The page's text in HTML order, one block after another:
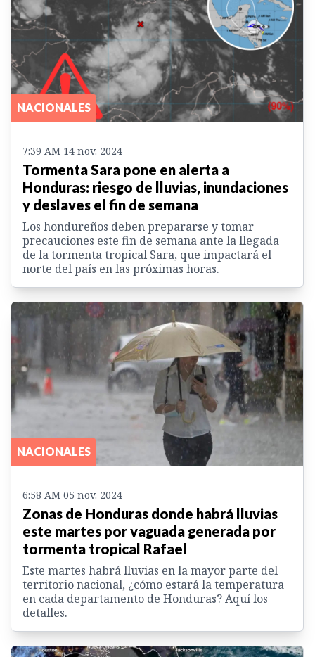
NACIONALES
7:39 AM 14 nov. 2024
Tormenta Sara pone en alerta a
Honduras: riesgo de lluvias, inundaciones
y deslaves el fin de semana
Los hondureños deben prepararse y tomar
precauciones este fin de semana ante la llegada
de la tormenta tropical Sara, que impactará el
norte del país en las próximas horas.
NACIONALES
6:58 AM 05 nov. 2024
Zonas de Honduras donde habrá lluvias
este martes por vaguada generada por
tormenta tropical Rafael
Este martes habrá lluvias en la mayor parte del
territorio nacional, ¿cómo estará la temperatura
en cada departamento de Honduras? Aquí los
detalles.